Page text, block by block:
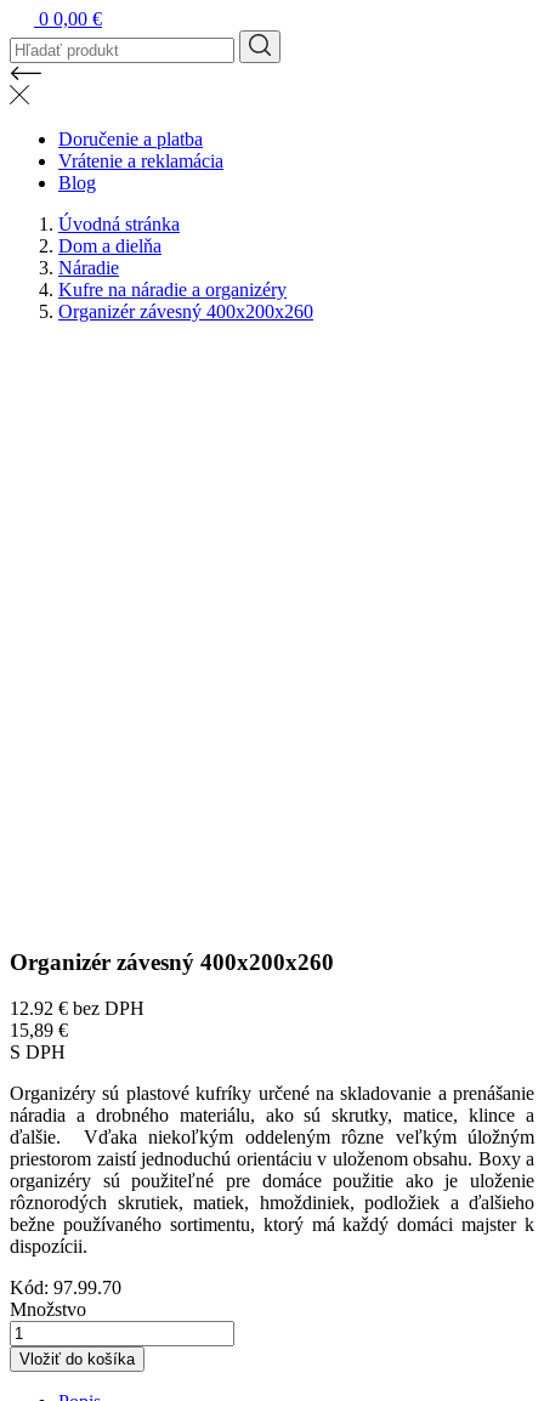
0 0,00 €
Doručenie a platba
Vrátenie a reklamácia
Blog
Úvodná stránka
Dom a dielňa
Náradie
Kufre na náradie a organizéry
Organizér závesný 400x200x260
Organizér závesný 400x200x260
12.92 € bez DPH
15,89 €
S DPH
Organizéry sú plastové kufríky určené na skladovanie a prenášanie
náradia a drobného materiálu, ako sú skrutky, matice, klince a
ďalšie. Vďaka niekoľkým oddeleným rôzne veľkým úložným
priestorom zaistí jednoduchú orientáciu v uloženom obsahu. Boxy a
organizéry sú použiteľné pre domáce použitie ako je uloženie
rôznorodých skrutiek, matiek, hmoždiniek, podložiek a ďalšieho
bežne používaného sortimentu, ktorý má každý domáci majster k
dispozícii.
Kód: 97.99.70
Množstvo
Vložiť do košíka